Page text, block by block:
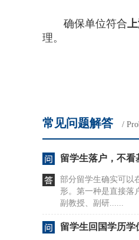
确保单位符合
理。
常见问题解答 /
留学生落户，不看
部分留学生确实可以
形。第一种是直接落
副教授、副研......
留学生回国学历学